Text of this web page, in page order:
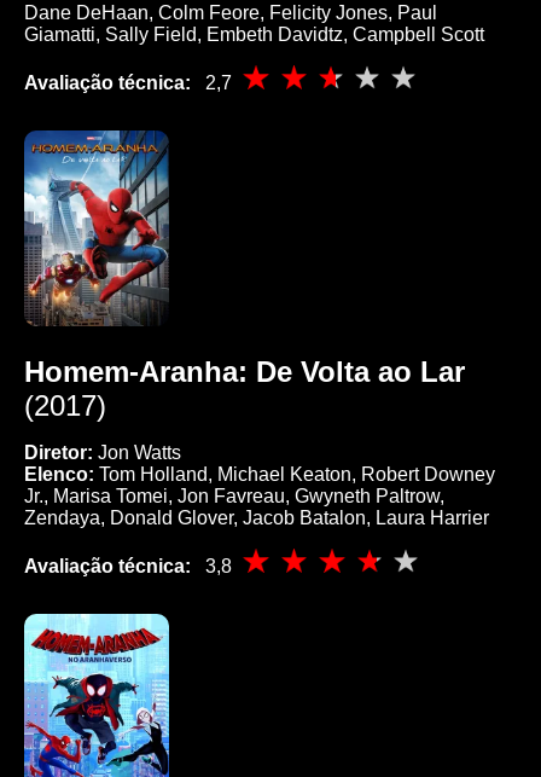
Dane DeHaan, Colm Feore, Felicity Jones, Paul
Giamatti, Sally Field, Embeth Davidtz, Campbell Scott
Avaliação técnica: 2,7
Homem-Aranha: De Volta ao Lar
(2017)
Diretor: Jon Watts
Elenco: Tom Holland, Michael Keaton, Robert Downey
Jr., Marisa Tomei, Jon Favreau, Gwyneth Paltrow,
Zendaya, Donald Glover, Jacob Batalon, Laura Harrier
Avaliação técnica: 3,8